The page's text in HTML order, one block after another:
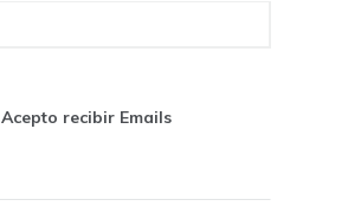
Acepto recibir Emails